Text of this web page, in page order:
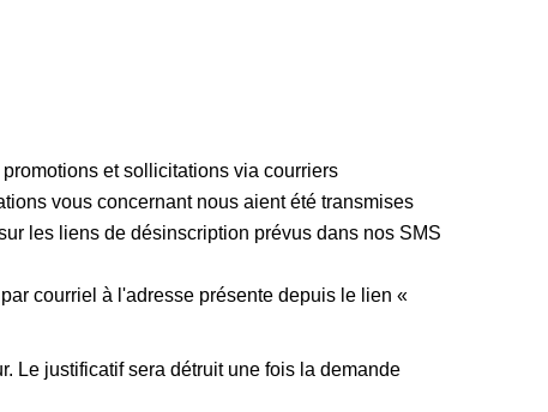
et sollicitations via courriers
vous concernant nous aient été transmises
les liens de désinscription prévus dans nos SMS
courriel à l'adresse présente depuis le lien «
Le justificatif sera détruit une fois la demande